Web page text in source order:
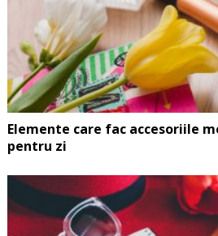
Elemente care fac accesoriile
pentru zi